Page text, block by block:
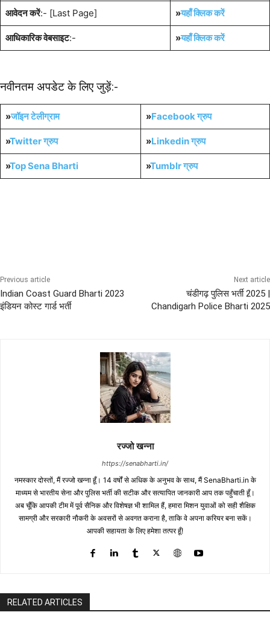
आवेदन करें:- [Last Page] »यहाँ क्लिक करें
आधिकारिक वेबसाइट:- »यहाँ क्लिक करें
नवीनतम अपडेट के लिए जुड़ें:-
»जॉइन टेलीग्राम »Facebook ग्रुप
»Twitter ग्रुप »Linkedin ग्रुप
»Top Sena Bharti »Tumblrग्रुप
Previous article
Indian Coast Guard Bharti 2023
इंडियन कोस्ट गार्ड भर्ती
Next article
चंडीगढ़ पुलिस भर्ती 2025 |
Chandigarh Police Bharti 2025
रज्जो खन्ना
https://senabharti.in/
नमस्कार दोस्तों, मैं रज्जो खन्ना हूँ। 14 वर्षों से अधिक के अनुभव के साथ, मैं SenaBharti.in के
माध्यम से भारतीय सेना और पुलिस भर्ती की सटीक और सत्यापित जानकारी आप तक पहुँचाती हूँ।
अब चूँकि आपकी टीम में पूर्व सैनिक और विशेषज्ञ भी शामिल हैं, हमारा मिशन युवाओं को सही शैक्षिक
सामग्री और सरकारी नौकरी के अवसरों से अवगत कराना है, ताकि वे अपना करियर बना सकें।
आपकी सहायता के लिए हमेशा तत्पर हूँ!
RELATED ARTICLES